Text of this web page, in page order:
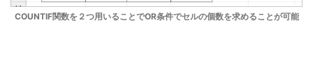
COUNTIF関数を２つ用いることでOR条件でセルの個数を求めることが可能